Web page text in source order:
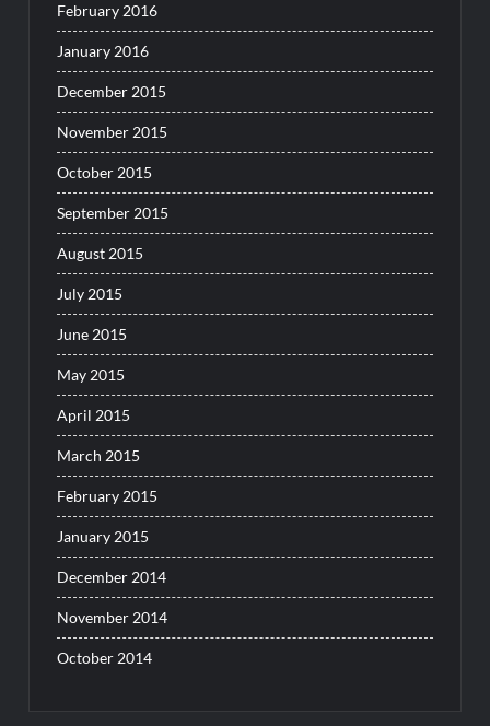
February 2016
January 2016
December 2015
November 2015
October 2015
September 2015
August 2015
July 2015
June 2015
May 2015
April 2015
March 2015
February 2015
January 2015
December 2014
November 2014
October 2014